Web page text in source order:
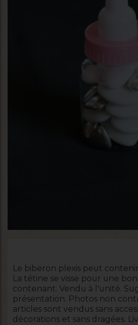
Le biberon plexis peut
La tétine se visse pour une
contenant. Vendu à l'unité.
présentation. Photos non
articles sont vendus sans
décorations et sans dragées.